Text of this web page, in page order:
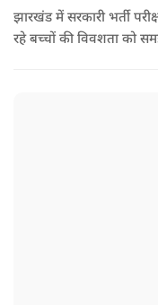
झारखंड में सरकारी भर्ती
रहे बच्चों की विवशता को
यहां तक गंभीर हैं कि बच्चों